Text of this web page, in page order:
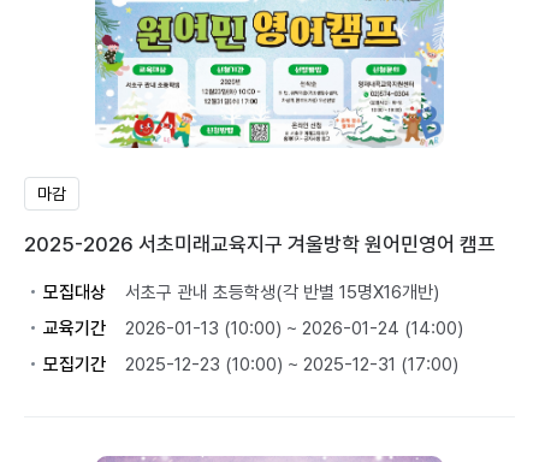
마감
2025-2026 서초미래교육지구 겨울방학 원어민영어 캠프
모집대상
서초구 관내 초등학생(각 반별 15명X16개반)
교육기간
2026-01-13 (10:00) ~ 2026-01-24 (14:00)
모집기간
2025-12-23 (10:00) ~ 2025-12-31 (17:00)